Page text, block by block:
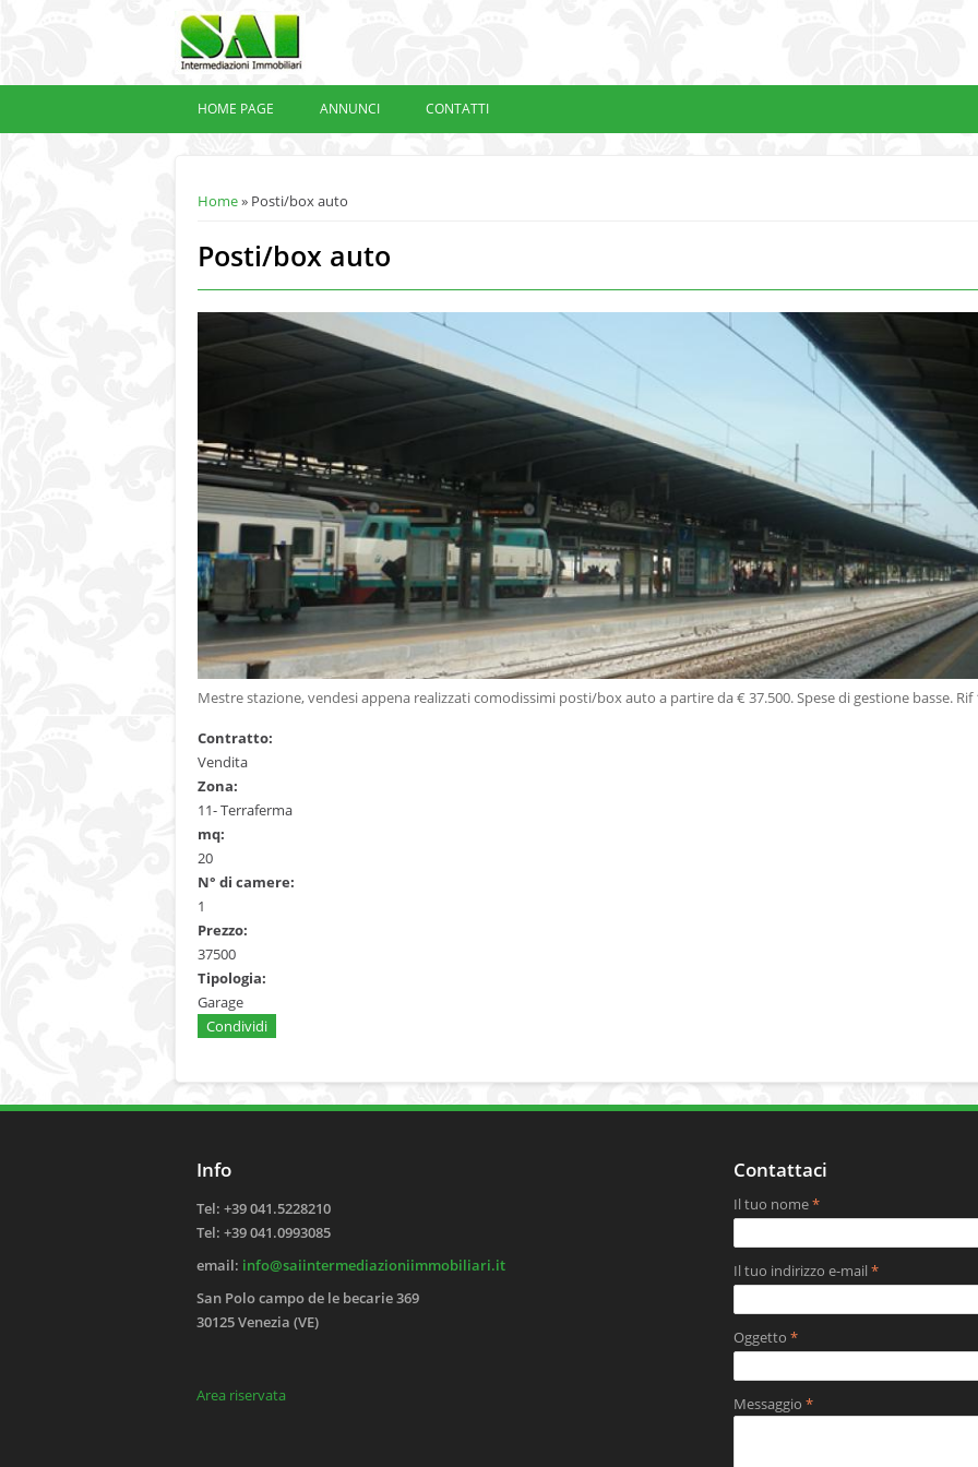
HOME PAGE ANNUNCI CONTATTI
Tu sei qui
Home» Posti/box auto
Posti/box auto
Mestre stazione, vendesi appena realizzati comodissimi posti/box auto a partire da € 37.500. Spese di gestione basse. Rif
Contratto:
Vendita
Zona:
11- Terraferma
mq:
20
N° di camere:
1
Prezzo:
37500
Tipologia:
Garage
Condividi
Info
Tel: +39 041.5228210
Tel: +39 041.0993085
email: info@saiintermediazioniimmobiliari.it
San Polo campo de le becarie 369
30125 Venezia (VE)
Area riservata
Contattaci
Il tuo nome*
Il tuo indirizzo e-mail *
Oggetto *
Messaggio *